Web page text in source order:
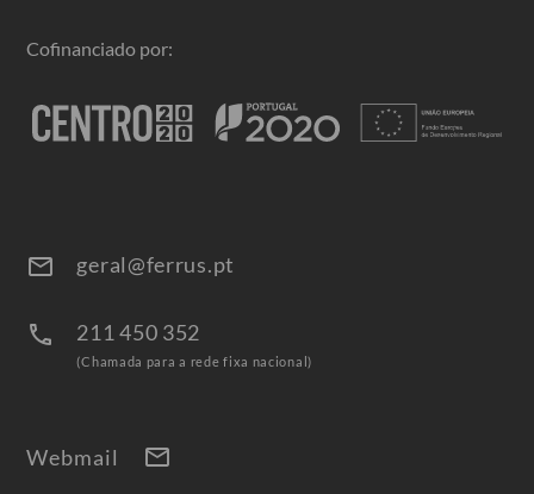
Cofinanciado por:
email geral@ferrus.pt
call 211 450 352
(Chamada para a rede fixa nacional)
Webmail mail